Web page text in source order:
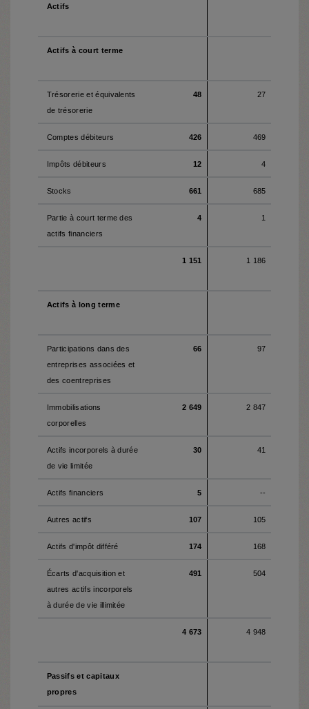
Actifs
Actifs à court terme
Trésorerie et équivalents
de trésorerie
48 27
Comptes débiteurs 426 469
Impôts débiteurs 12 4
Stocks 661 685
Partie à court terme des
actifs financiers
4 1
1 151 1 186
Actifs à long terme
Participations dans des
entreprises associées et
des coentreprises
66 97
Immobilisations
corporelles
2 649 2 847
Actifs incorporels à durée
de vie limitée
30 41
Actifs financiers 5 --
Autres actifs 107 105
Actifs d'impôt différé 174 168
Écarts d'acquisition et
autres actifs incorporels
à durée de vie illimitée
491 504
4 673 4 948
Passifs et capitaux
propres